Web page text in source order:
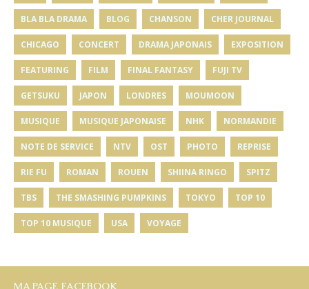
BLA BLA DRAMA BLOG CHANSON CHER JOURNAL
CHICAGO CONCERT DRAMA JAPONAIS EXPOSITION
FEATURING FILM FINAL FANTASY FUJI TV
GETSUKU JAPON LONDRES MOUMOON
MUSIQUE MUSIQUE JAPONAISE NHK NORMANDIE
NOTE DE SERVICE NTV OST PHOTO REPRISE
RIE FU ROMAN ROUEN SHIINA RINGO SPITZ
TBS THE SMASHING PUMPKINS TOKYO TOP 10
TOP 10 MUSIQUE USA VOYAGE
MA PAGE FACEBOOK